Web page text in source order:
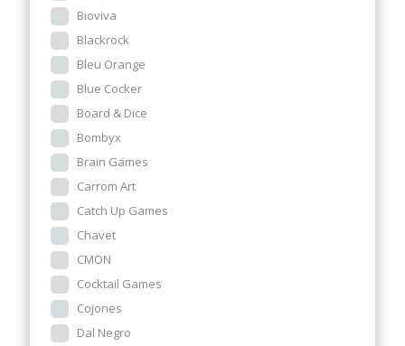
Bioviva
Blackrock
Bleu Orange
Blue Cocker
Board & Dice
Bombyx
Brain Games
Carrom Art
Catch Up Games
Chavet
CMON
Cocktail Games
Cojones
Dal Negro